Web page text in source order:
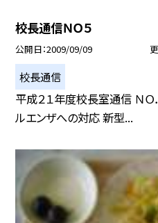
校長通信ＮＯ５
公開日 2009/09/09
校長通信
平成２１年度校長室通信 ＮＯ
ルエンザへの対応 新型...